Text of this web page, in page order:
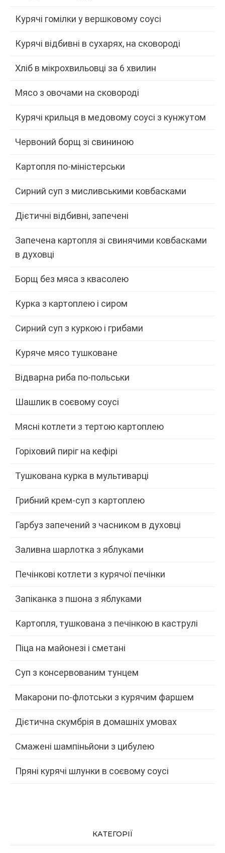
Курячі гомілки у вершковому соусі
Курячі відбивні в сухарях, на сковороді
Хліб в мікрохвильовці за 6 хвилин
Мясо з овочами на сковороді
Курячі крильця в медовому соусі з кунжутом
Червоний борщ зі свининою
Картопля по-міністерськи
Сирний суп з мисливськими ковбасками
Дієтичні відбивні, запечені
Запечена картопля зі свинячими ковбасками
в духовці
Борщ без мяса з квасолею
Курка з картоплею і сиром
Сирний суп з куркою і грибами
Куряче мясо тушковане
Відварна риба по-польськи
Шашлик в соєвому соусі
Мясні котлети з тертою картоплею
Горіховий пиріг на кефірі
Тушкована курка в мультиварці
Грибний крем-суп з картоплею
Гарбуз запечений з часником в духовці
Заливна шарлотка з яблуками
Печінкові котлети з курячої печінки
Запіканка з пшона з яблуками
Картопля, тушкована з печінкою в каструлі
Піца на майонезі і сметані
Суп з консервованим тунцем
Макарони по-флотськи з курячим фаршем
Дієтична скумбрія в домашніх умовах
Смажені шампіньйони з цибулею
Пряні курячі шлунки в соєвому соусі
КАТЕГОРІЇ